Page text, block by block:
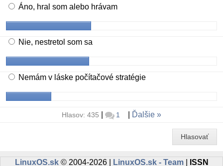
Áno, hral som alebo hrávam
Nie, nestretol som sa
Nemám v láske počítačové stratégie
Hlasov: 435 1 Ďalšie
Hlasovať
LinuxOS.sk© 2004-2026 | LinuxOS.sk - Team| ISSN